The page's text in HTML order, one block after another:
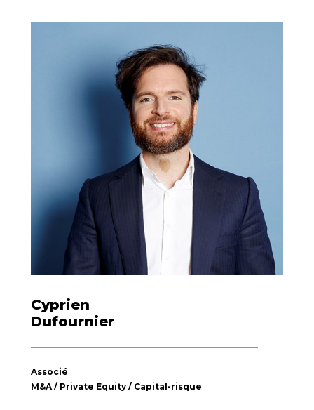
Cyprien
Dufournier
Associé
M&A / Private Equity / Capital-risque